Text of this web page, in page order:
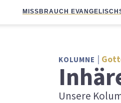
MISSBRAUCH EVANGELISCH
KOLUMNE
Unsere